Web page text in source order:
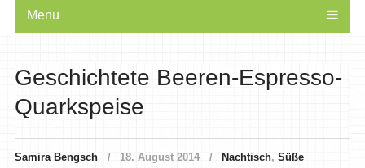
Menu
Geschichtete Beeren-Espresso-
Quarkspeise
Samira Bengsch 18. August 2014 Nachtisch, Süße